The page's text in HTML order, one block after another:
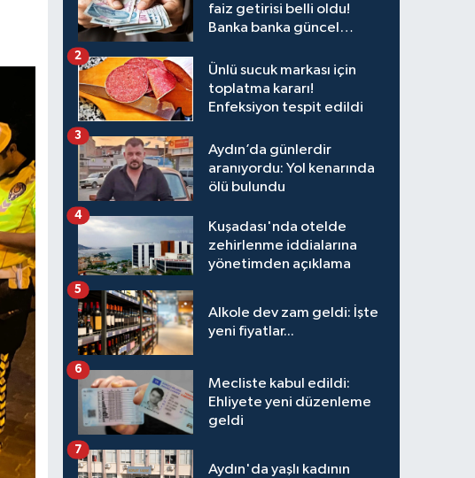
faiz getirisi belli oldu!
Banka banka güncel
Ünlü sucuk markası için
toplatma kararı!
Enfeksiyon tespit edildi
2
Aydın’da günlerdir
aranıyordu: Yol kenarında
ölü bulundu
3
Kuşadası'nda otelde
zehirlenme iddialarına
yönetimden açıklama
4
Alkole dev zam geldi: İşte
yeni fiyatlar...
5
Mecliste kabul edildi:
Ehliyete yeni düzenleme
geldi
6
Aydın'da yaşlı kadının
7